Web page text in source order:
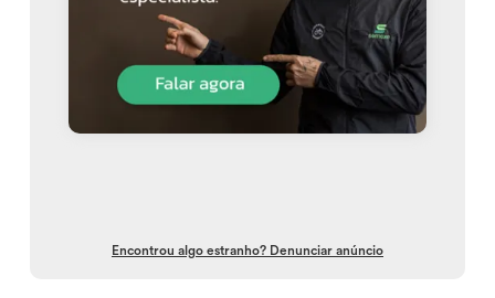
Encontrou algo estranho? Denunciar anúncio